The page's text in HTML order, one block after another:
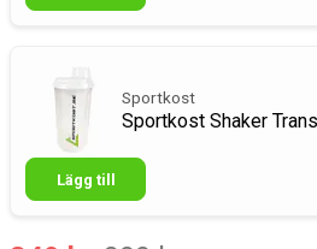
Sportkost
Sportkost Shaker
Lägg till